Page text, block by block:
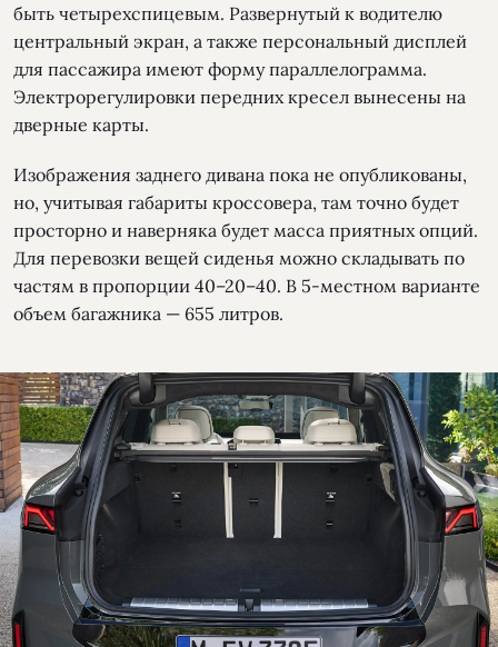
быть четырехспицевым. Развернутый к водителю
центральный экран, а также персональный дисплей
для пассажира имеют форму параллелограмма.
Электрорегулировки передних кресел вынесены на
дверные карты.
Изображения заднего дивана пока не опубликованы,
но, учитывая габариты кроссовера, там точно будет
просторно и наверняка будет масса приятных опций.
Для перевозки вещей сиденья можно складывать по
частям в пропорции 40–20–40. В 5-местном варианте
объем багажника — 655 литров.